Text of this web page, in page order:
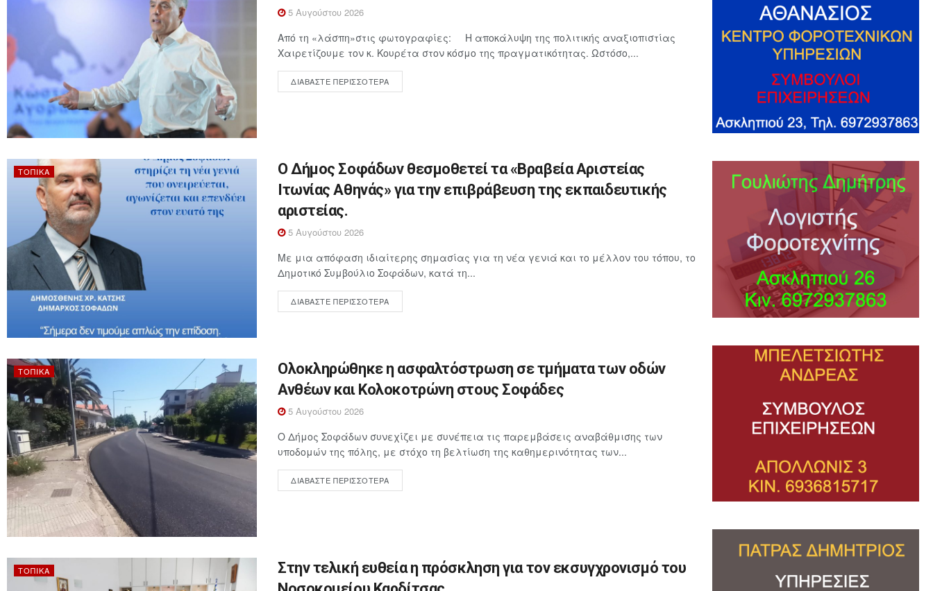
5 Αυγούστου 2026
Από τη «λάσπη»στις φωτογραφίες: Η αποκάλυψη της πολιτικής αναξιοπιστίας
Χαιρετίζουμε τον κ. Κουρέτα στον κόσμο της πραγματικότητας. Ωστόσο,...
ΔΙΑΒΆΣΤΕ ΠΕΡΙΣΣΌΤΕΡΑ
ΤΟΠΙΚΆ
Ο Δήμος Σοφάδων θεσμοθετεί τα «Βραβεία Αριστείας
Ιτωνίας Αθηνάς» για την επιβράβευση της εκπαιδευτικής
αριστείας.
5 Αυγούστου 2026
Με μια απόφαση ιδιαίτερης σημασίας για τη νέα γενιά και το μέλλον του τόπου, το
Δημοτικό Συμβούλιο Σοφάδων, κατά τη...
ΔΙΑΒΆΣΤΕ ΠΕΡΙΣΣΌΤΕΡΑ
ΤΟΠΙΚΆ
Ολοκληρώθηκε η ασφαλτόστρωση σε τμήματα των οδών
Ανθέων και Κολοκοτρώνη στους Σοφάδες
5 Αυγούστου 2026
Ο Δήμος Σοφάδων συνεχίζει με συνέπεια τις παρεμβάσεις αναβάθμισης των
υποδομών της πόλης, με στόχο τη βελτίωση της καθημερινότητας των...
ΔΙΑΒΆΣΤΕ ΠΕΡΙΣΣΌΤΕΡΑ
ΤΟΠΙΚΆ
Στην τελική ευθεία η πρόσκληση για τον εκσυγχρονισμό του